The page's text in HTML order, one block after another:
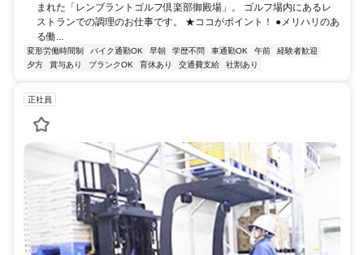
まれた「レンブラントゴルフ倶楽部御殿場」。 ゴルフ場内にあるレ
ストランでの調理のお仕事です。 ★ココがポイント！ ●メリハリのあ
る働...
変形労働時間制 バイク通勤OK 早朝 学歴不問 車通勤OK 午前
経験者歓迎
夕方
賞与あり ブランクOK 育休あり 交通費支給 社割あり
正社員